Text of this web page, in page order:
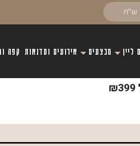
ליין מבצעים אירועים וסדנאות קפה